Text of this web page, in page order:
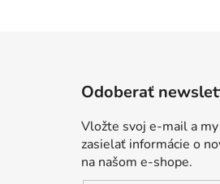
Odoberať
Vložte svoj e-mail a
zasielať informácie o
na našom e-shope.